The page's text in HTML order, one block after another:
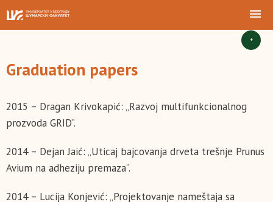
+
Graduation papers
2015 – Dragan Krivokapić: „Razvoj multifunkcionalnog
prozvoda GRID”.
2014 – Dejan Jaić: „Uticaj bajcovanja drveta trešnje Prunus
Avium na adheziju premaza”.
2014 – Lucija Konjević: „Projektovanje nameštaja sa